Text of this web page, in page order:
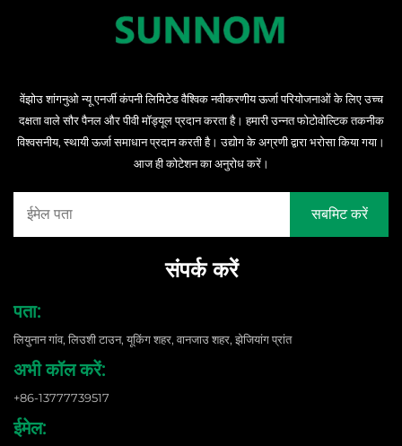
वेंझोउ शांगनुओ न्यू एनर्जी कंपनी लिमिटेड वैश्विक नवीकरणीय ऊर्जा परियोजनाओं के लिए उच्च
दक्षता वाले सौर पैनल और पीवी मॉड्यूल प्रदान करता है। हमारी उन्नत फोटोवोल्टिक तकनीक
विश्वसनीय, स्थायी ऊर्जा समाधान प्रदान करती है। उद्योग के अग्रणी द्वारा भरोसा किया गया।
आज ही कोटेशन का अनुरोध करें।
संपर्क करें
पता:
लियुनान गांव, लिउशी टाउन, यूकिंग शहर, वानजाउ शहर, झेजियांग प्रांत
अभी कॉल करें:
+86-13777739517
ईमेल: